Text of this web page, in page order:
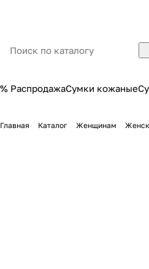
% РаспродажаСумки кожаные
Главная Каталог Женщинам